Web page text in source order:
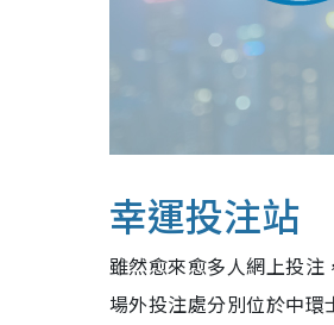
幸運投注站
雖然愈來愈多人網上投
場外投注處分別位於中環